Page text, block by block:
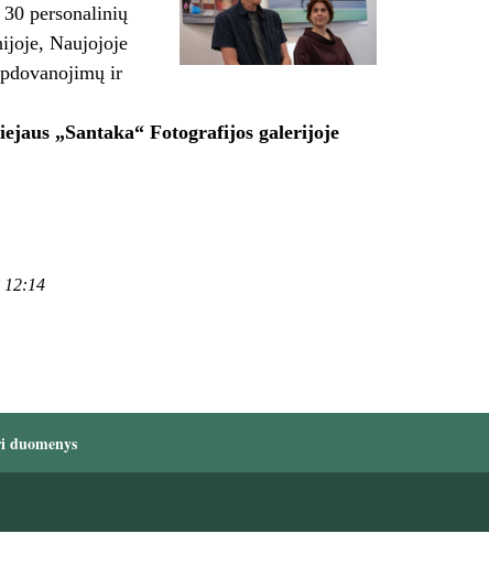
personalinių
Naujojoje
ir
„Santaka“ Fotografijos galerijoje
12:14
duomenys